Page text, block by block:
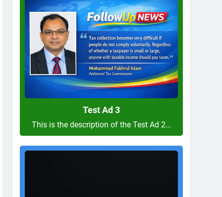
Ad
3
Test Ad 3
This is the description of the Test Ad 2…